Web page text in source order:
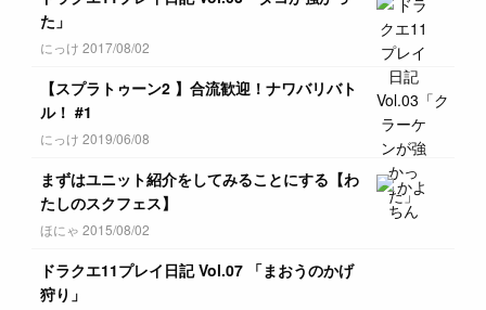
た」
にっけ 2017/08/02
【スプラトゥーン2 】合流歓迎！ナワバリバト
ル！ #1
にっけ 2019/06/08
まずはユニット紹介をしてみることにする【わ
たしのスクフェス】
ほにゃ 2015/08/02
ドラクエ11プレイ日記 Vol.07 「まおうのかげ
狩り」